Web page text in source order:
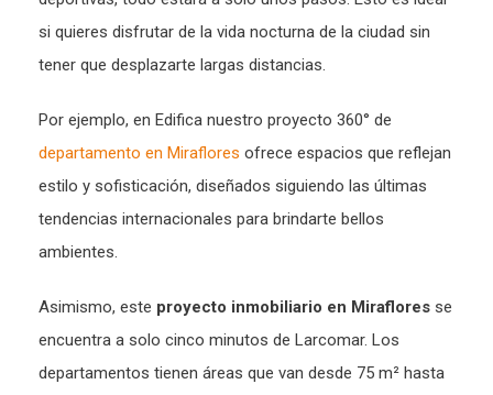
si quieres disfrutar de la vida nocturna de la ciudad sin
tener que desplazarte largas distancias.
Por ejemplo, en Edifica nuestro proyecto 360° de
departamento en Miraflores ofrece espacios que reflejan
estilo y sofisticación, diseñados siguiendo las últimas
tendencias internacionales para brindarte bellos
ambientes.
Asimismo, este proyecto inmobiliario en Miraflores se
encuentra a solo cinco minutos de Larcomar. Los
departamentos tienen áreas que van desde 75 m² hasta